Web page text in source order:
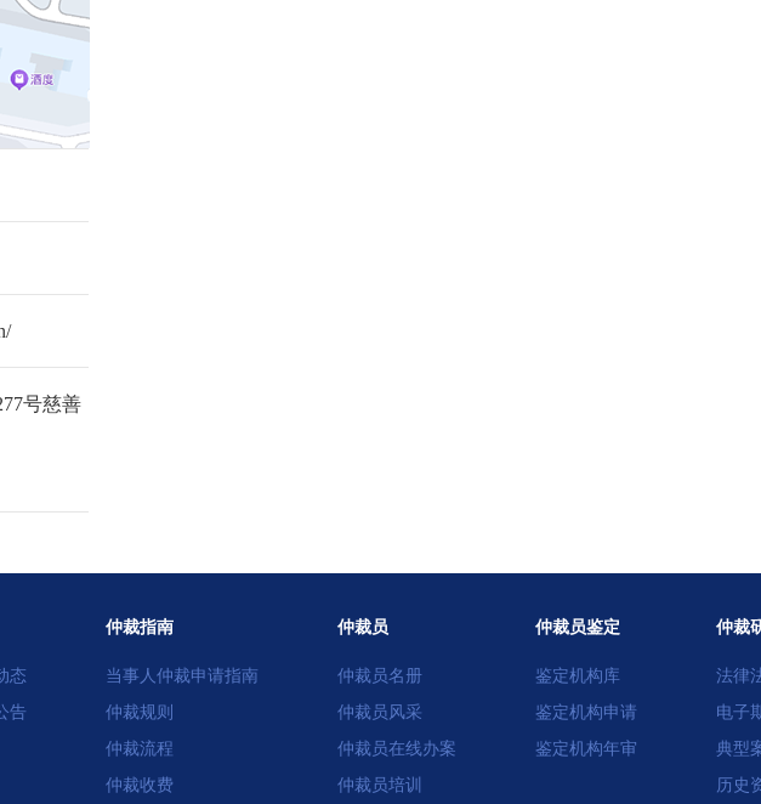
号慈善
态
告
仲裁指南
当事人仲裁申请指南
仲裁规则
仲裁流程
仲裁收费
仲裁员
仲裁员名册
仲裁员风采
仲裁员在线办案
仲裁员培训
仲裁员鉴定
鉴定机构库
鉴定机构申请
鉴定机构年审
仲裁
法律
电子
典型
历史